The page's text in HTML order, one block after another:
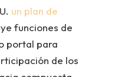
un plan de
funciones de
portal para
de los